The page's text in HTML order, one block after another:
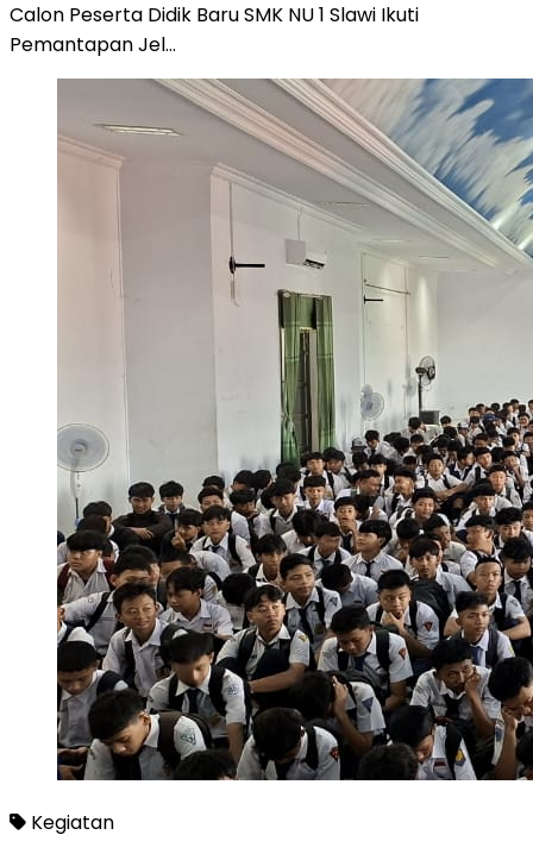
Calon Peserta Didik Baru SMK NU 1 Slawi Ikuti
Pemantapan Jel...
Kegiatan